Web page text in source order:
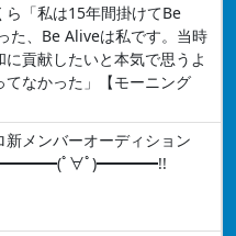
ら「私は15年間掛けてBe
た、Be Aliveは私です。当時
貢献したいと本気で思うよ
てなかった」【モーニング
新メンバーオーディション
ﾀ━━━━(ﾟ∀ﾟ)━━━━!!